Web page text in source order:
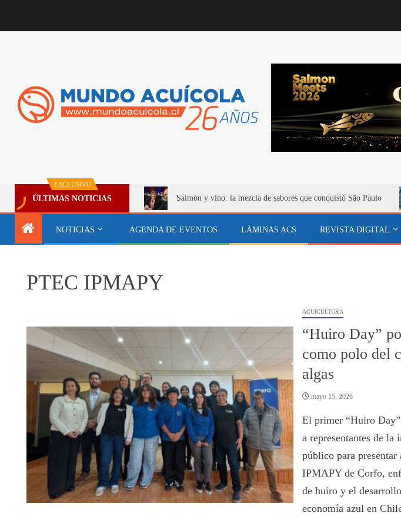
EXCLUSIVO
ÚLTIMAS NOTICIAS Salmón y vino: la mezcla de sabores que conquistó São Paulo
NOTICIAS AGENDA DE EVENTOS LÁMINAS ACS REVISTA DIGITAL
PTEC IPMAPY
ACUICULTURA
“Huiro Day”
como polo del
algas
mayo 15, 2026
El primer “Huiro
a representantes de la
público para presentar
IPMAPY de Corfo,
de huiro y el
economía azul en